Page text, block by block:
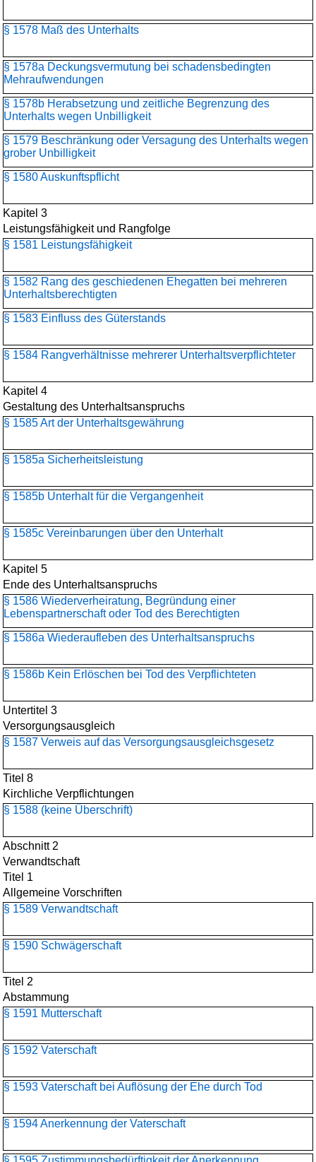
§ 1578 Maß des Unterhalts
§ 1578a Deckungsvermutung bei schadensbedingten
Mehraufwendungen
§ 1578b Herabsetzung und zeitliche Begrenzung des
Unterhalts wegen Unbilligkeit
§ 1579 Beschränkung oder Versagung des Unterhalts wegen
grober Unbilligkeit
§ 1580 Auskunftspflicht
Kapitel 3
Leistungsfähigkeit und Rangfolge
§ 1581 Leistungsfähigkeit
§ 1582 Rang des geschiedenen Ehegatten bei mehreren
Unterhaltsberechtigten
§ 1583 Einfluss des Güterstands
§ 1584 Rangverhältnisse mehrerer Unterhaltsverpflichteter
Kapitel 4
Gestaltung des Unterhaltsanspruchs
§ 1585 Art der Unterhaltsgewährung
§ 1585a Sicherheitsleistung
§ 1585b Unterhalt für die Vergangenheit
§ 1585c Vereinbarungen über den Unterhalt
Kapitel 5
Ende des Unterhaltsanspruchs
§ 1586 Wiederverheiratung, Begründung einer
Lebenspartnerschaft oder Tod des Berechtigten
§ 1586a Wiederaufleben des Unterhaltsanspruchs
§ 1586b Kein Erlöschen bei Tod des Verpflichteten
Untertitel 3
Versorgungsausgleich
§ 1587 Verweis auf das Versorgungsausgleichsgesetz
Titel 8
Kirchliche Verpflichtungen
§ 1588 (keine Überschrift)
Abschnitt 2
Verwandtschaft
Titel 1
Allgemeine Vorschriften
§ 1589 Verwandtschaft
§ 1590 Schwägerschaft
Titel 2
Abstammung
§ 1591 Mutterschaft
§ 1592 Vaterschaft
§ 1593 Vaterschaft bei Auflösung der Ehe durch Tod
§ 1594 Anerkennung der Vaterschaft